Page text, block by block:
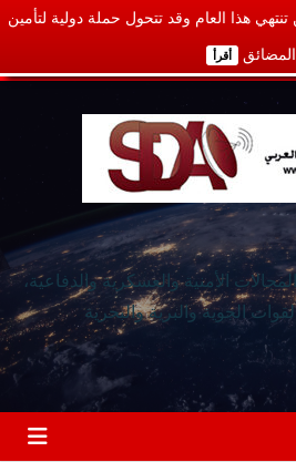
تنتهي هذا العام وقد تتحول حملة دولية لتأمين
المضائق أقرأ
الأمنية والعسكرية والدفاعية،
الجوية والبرية والبحرية